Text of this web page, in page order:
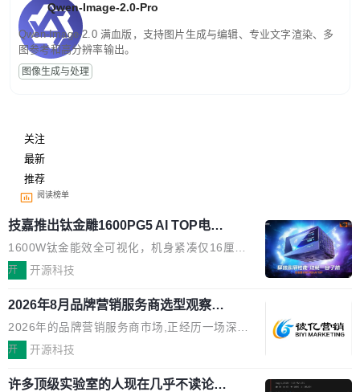
Qwen-Image-2.0-Pro
Qwen-Image-2.0 满血版，支持图片生成与编辑、专业文字渲染、多
图参考和高分辨率输出。
图像生成与处理
关注
最新
推荐
阅读榜单
技嘉推出钛金雕1600PG5 AI TOP电
源：为发烧级主机与本地AI算力打造旗
舰供电方案
1600W钛金能效全可视化，机身紧凑仅16厘米
继2026台北电脑展首度亮相后，技嘉科技近日正
电源专为发烧级DIY主机与本地AI算力平台打
造，整机长度仅16厘米，提供1600W额定功率
与80PLUS钛金能效；支持ATX 3.1与PCIe 5.1
实时LCD监控屏，可充分满足当下高阶PC主机
开 开源科技
2026年8月品牌营销服务商选型观察：
从流量思维到品牌资产思维的范式转移
2026年的品牌营销服务商市场,正经历一场深刻
的价值重构。全球全案品牌代理机构市场从2025
复合增长率达5.44%,预计2032年将突破120亿美
开 开源科技
许多顶级实验室的人现在几乎不读论文